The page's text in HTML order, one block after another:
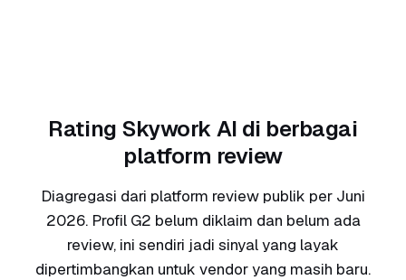
Rating Skywork AI di berbagai
platform review
Diagregasi dari platform review publik per Juni
2026. Profil G2 belum diklaim dan belum ada
review, ini sendiri jadi sinyal yang layak
dipertimbangkan untuk vendor yang masih baru.